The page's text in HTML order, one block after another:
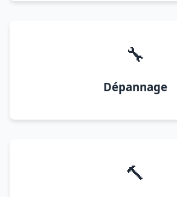
🔧
Dépannage
🔨